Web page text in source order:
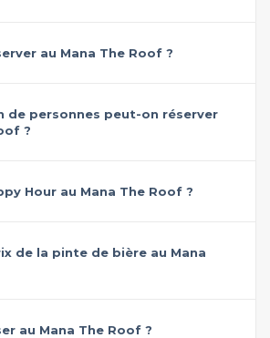
au Mana The Roof ?
de personnes peut-on réserver
?
Hour au Mana The Roof ?
de la pinte de bière au Mana
au Mana The Roof ?